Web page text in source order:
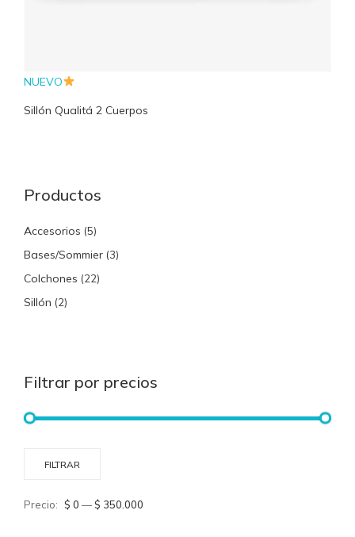
NUEVO
Sillón Qualitá 2 Cuerpos
Productos
Accesorios (5)
Bases/Sommier (3)
Colchones (22)
Sillón (2)
Filtrar por precios
FILTRAR
Precio: $ 0 —$ 350.000